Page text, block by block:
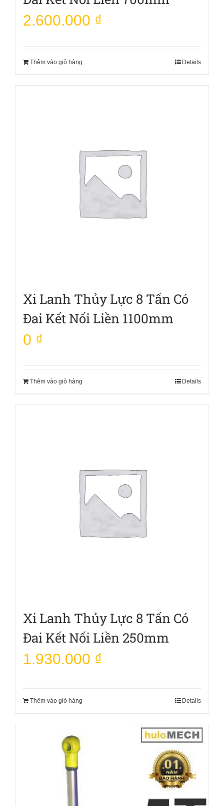
2.600.000 ₫
Thêm vào giỏ hàng Details
Xi Lanh Thủy Lực 8 Tấn Có
Đai Kết Nối Liền 1100mm
0 ₫
Thêm vào giỏ hàng Details
Xi Lanh Thủy Lực 8 Tấn Có
Đai Kết Nối Liền 250mm
1.930.000 ₫
Thêm vào giỏ hàng Details